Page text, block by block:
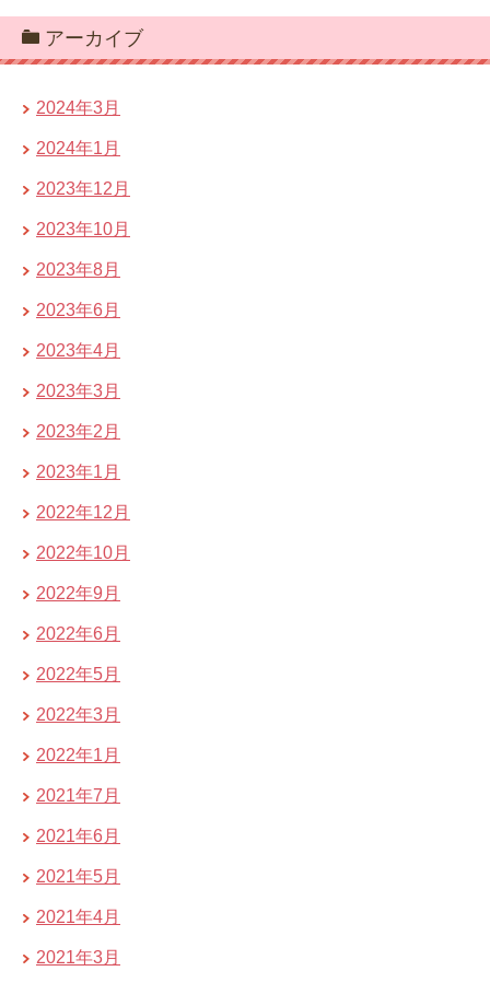
アーカイブ
2024年3月
2024年1月
2023年12月
2023年10月
2023年8月
2023年6月
2023年4月
2023年3月
2023年2月
2023年1月
2022年12月
2022年10月
2022年9月
2022年6月
2022年5月
2022年3月
2022年1月
2021年7月
2021年6月
2021年5月
2021年4月
2021年3月